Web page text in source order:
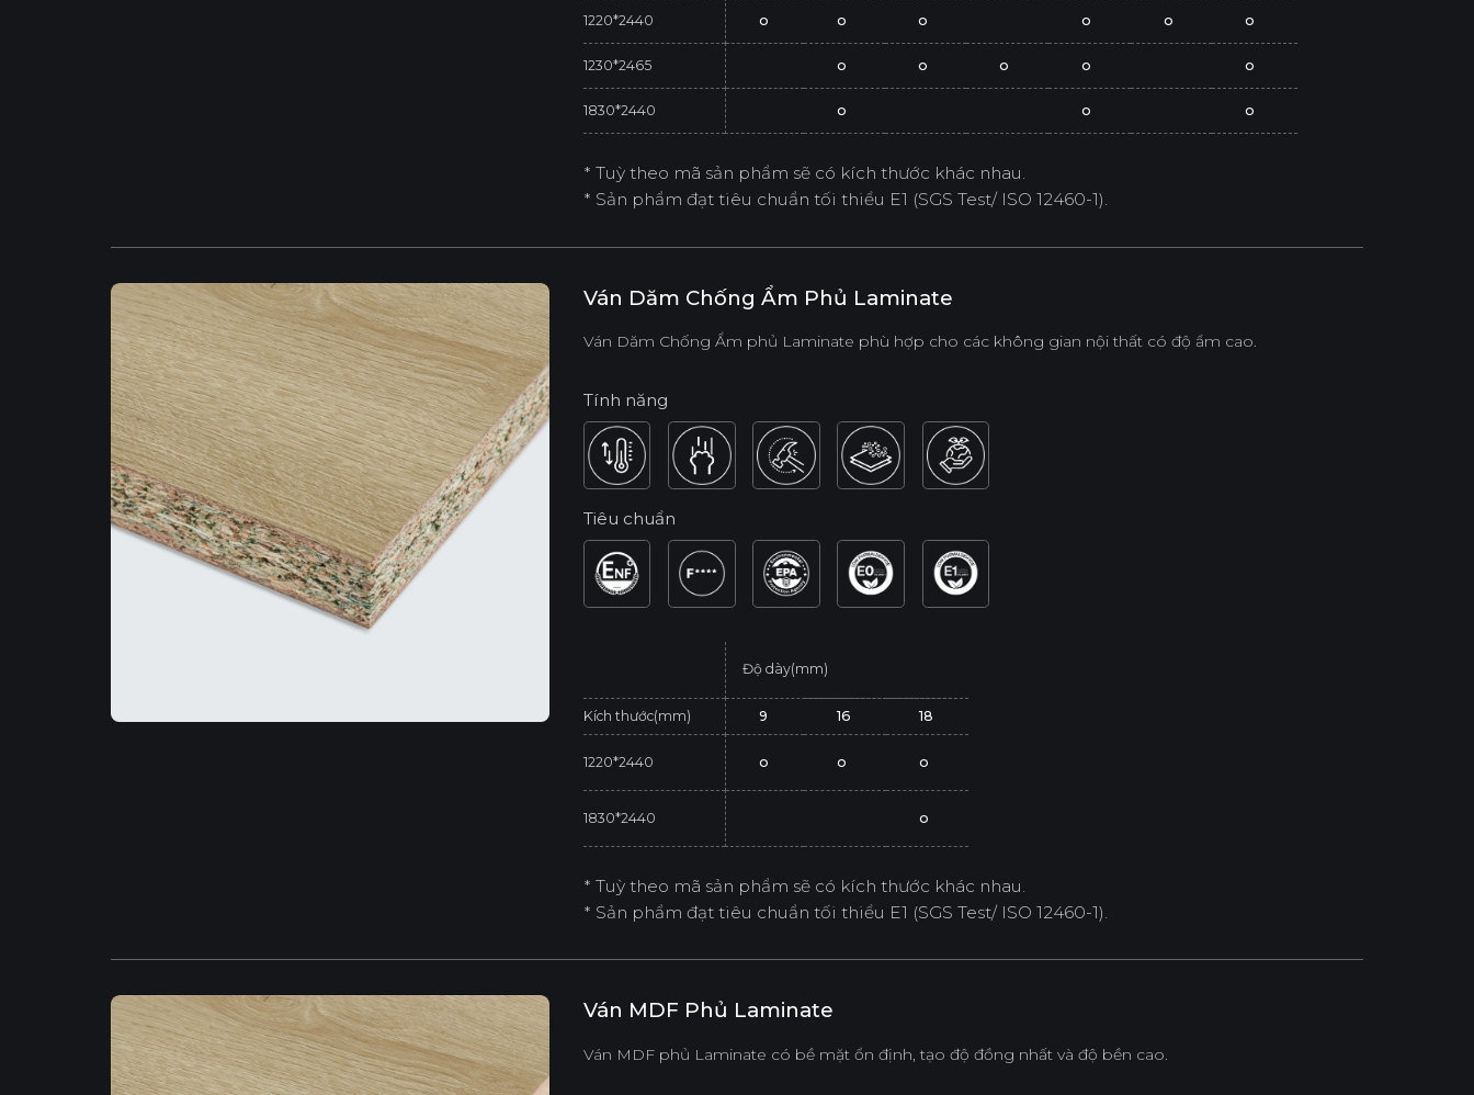
1220*2440 o o o o o o
1230*2465 o o o o o
1830*2440 o o o
* Tuỳ theo mã sản phẩm sẽ có kích thước khác nhau.
* Sản phẩm đạt tiêu chuẩn tối thiểu E1 (SGS Test/ ISO 12460-1).
Ván Dăm Chống Ẩm Phủ Laminate
Ván Dăm Chống Ẩm phủ Laminate phù hợp cho các không gian nội thất có độ ẩm cao.
Tính năng
Tiêu chuẩn
Độ dày(mm)
Kích thước(mm) 9 16 18
1220*2440 o o o
1830*2440 o
* Tuỳ theo mã sản phẩm sẽ có kích thước khác nhau.
* Sản phẩm đạt tiêu chuẩn tối thiểu E1 (SGS Test/ ISO 12460-1).
Ván MDF Phủ Laminate
Ván MDF phủ Laminate có bề mặt ổn định, tạo độ đồng nhất và độ bền cao.